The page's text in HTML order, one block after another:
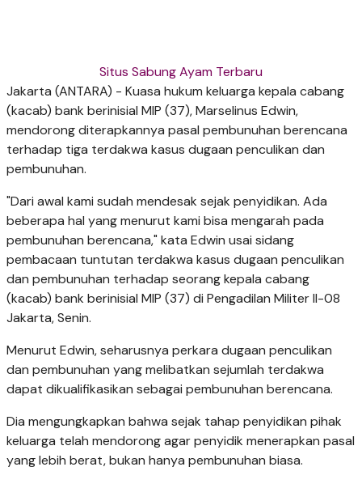
Situs Sabung Ayam Terbaru
Jakarta (ANTARA) - Kuasa hukum keluarga kepala cabang
(kacab) bank berinisial MIP (37), Marselinus Edwin,
mendorong diterapkannya pasal pembunuhan berencana
terhadap tiga terdakwa kasus dugaan penculikan dan
pembunuhan.
"Dari awal kami sudah mendesak sejak penyidikan. Ada
beberapa hal yang menurut kami bisa mengarah pada
pembunuhan berencana," kata Edwin usai sidang
pembacaan tuntutan terdakwa kasus dugaan penculikan
dan pembunuhan terhadap seorang kepala cabang
(kacab) bank berinisial MIP (37) di Pengadilan Militer II-08
Jakarta, Senin.
Menurut Edwin, seharusnya perkara dugaan penculikan
dan pembunuhan yang melibatkan sejumlah terdakwa
dapat dikualifikasikan sebagai pembunuhan berencana.
Dia mengungkapkan bahwa sejak tahap penyidikan pihak
keluarga telah mendorong agar penyidik menerapkan pasal
yang lebih berat, bukan hanya pembunuhan biasa.